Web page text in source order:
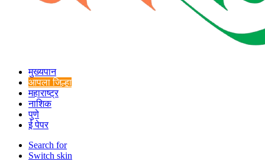
मुख्यपान
आपला जिल्हा
महाराष्ट्र
नाशिक
पुणे
ई पेपर
Search for
Switch skin